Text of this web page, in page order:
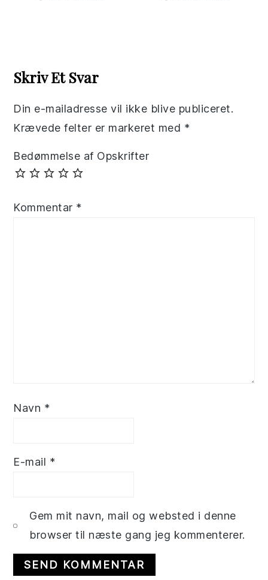
Interactions
Skriv Et Svar
Din e-mailadresse vil ikke blive publiceret.
Krævede felter er markeret med *
Bedømmelse af Opskrifter
Kommentar *
Navn *
E-mail *
Gem mit navn, mail og websted i denne
browser til næste gang jeg kommenterer.